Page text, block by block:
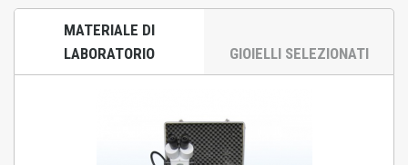
MATERIALE DI
LABORATORIO
GIOIELLI SELEZIONATI